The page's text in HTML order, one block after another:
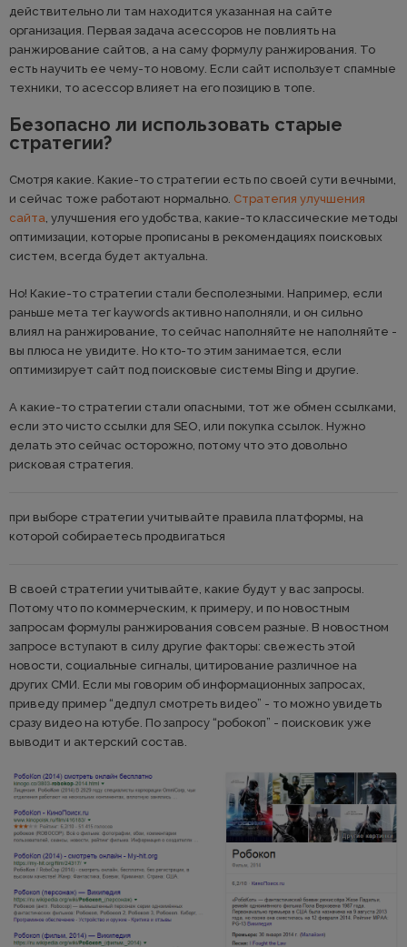
действительно ли там находится указанная на сайте
организация. Первая задача асессоров не повлиять на
ранжирование сайтов, а на саму формулу ранжирования. То
есть научить ее чему-то новому. Если сайт использует спамные
техники, то асессор влияет на его позицию в топе.
Безопасно ли использовать старые
стратегии?
Смотря какие. Какие-то стратегии есть по своей сути вечными,
и сейчас тоже работают нормально. Стратегия улучшения
сайта , улучшения его удобства, какие-то классические методы
оптимизации, которые прописаны в рекомендациях поисковых
систем, всегда будет актуальна.
Но! Какие-то стратегии стали бесполезными. Например, если
раньше мета тег kaywords активно наполняли, и он сильно
влиял на ранжирование, то сейчас наполняйте не наполняйте -
вы плюса не увидите. Но кто-то этим занимается, если
оптимизирует сайт под поисковые системы Bing и другие.
А какие-то стратегии стали опасными, тот же обмен ссылками,
если это чисто ссылки для SEO, или покупка ссылок. Нужно
делать это сейчас осторожно, потому что это довольно
рисковая стратегия.
при выборе стратегии учитывайте правила платформы, на
которой собираетесь продвигаться
В своей стратегии учитывайте, какие будут у вас запросы.
Потому что по коммерческим, к примеру, и по новостным
запросам формулы ранжирования совсем разные. В новостном
запросе вступают в силу другие факторы: свежесть этой
новости, социальные сигналы, цитирование различное на
других СМИ. Если мы говорим об информационных запросах,
приведу пример “дедпул смотреть видео” - то можно увидеть
сразу видео на ютубе. По запросу “робокоп” - поисковик уже
выводит и актерский состав.